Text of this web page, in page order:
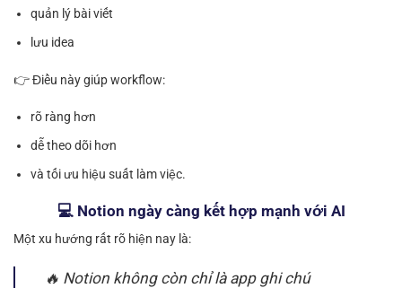
quản lý bài viết
lưu idea
👉 Điều này giúp workflow:
rõ ràng hơn
dễ theo dõi hơn
và tối ưu hiệu suất làm việc.
💻 Notion ngày càng kết hợp mạnh với AI
Một xu hướng rất rõ hiện nay là:
🔥 Notion không còn chỉ là app ghi chú